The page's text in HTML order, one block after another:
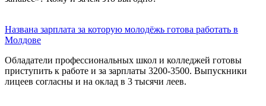
Названа зарплата за которую молодёжь готова работать в
Молдове
Обладатели профессиональных школ и колледжей готовы
приступить к работе и за зарплаты 3200-3500. Выпускники
лицеев согласны и на оклад в 3 тысячи леев.